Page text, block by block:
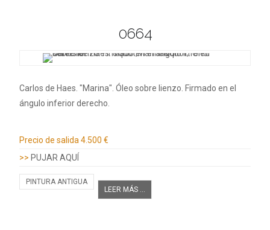
0664
Carlos de Haes. "Marina". Óleo sobre lienzo. Firmado en el
ángulo inferior derecho.
Precio de salida 4.500 €
>> PUJAR AQUÍ
PINTURA ANTIGUA
LEER MÁS ...